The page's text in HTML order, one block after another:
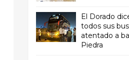
El Dorado
todos sus
atentado a
Piedra